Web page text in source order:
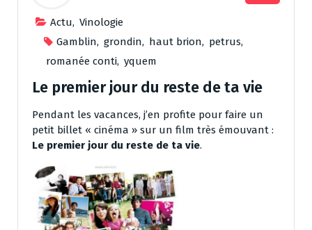
Actu, Vinologie
Gamblin, grondin, haut brion, petrus,
romanée conti, yquem
Le premier jour du reste de ta vie
Pendant les vacances, j’en profite pour faire un
petit billet « cinéma » sur un film très émouvant :
Le premier jour du reste de ta vie.